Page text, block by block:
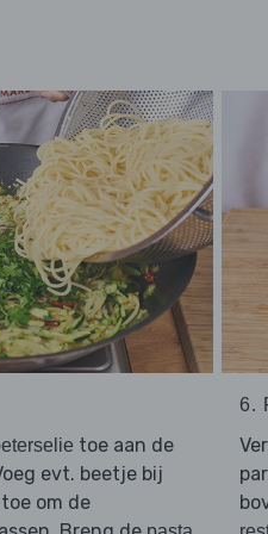
toe aan de
evt. beetje bij
om de
6.